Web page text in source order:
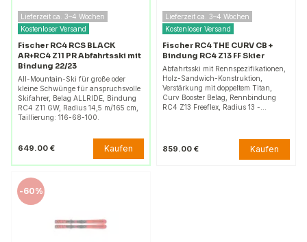
Lieferzeit ca. 3–4 Wochen
Kostenloser Versand
Fischer RC4 RCS BLACK
AR+RC4 Z11 PR Abfahrtsski mit
Bindung 22/23
All-Mountain-Ski für große oder
kleine Schwünge für anspruchsvolle
Skifahrer, Belag ALLRIDE, Bindung
RC4 Z11 GW, Radius 14,5 m/165 cm,
Taillierung: 116-68-100.
649.00 € Kaufen
Lieferzeit ca. 3–4 Wochen
Kostenloser Versand
Fischer RC4 THE CURV CB +
Bindung RC4 Z13 FF Skier
Abfahrtsski mit Rennspezifikationen,
Holz-Sandwich-Konstruktion,
Verstärkung mit doppeltem Titan,
Curv Booster Belag, Rennbindung
RC4 Z13 Freeflex, Radius 13 -…
859.00 € Kaufen
-60%